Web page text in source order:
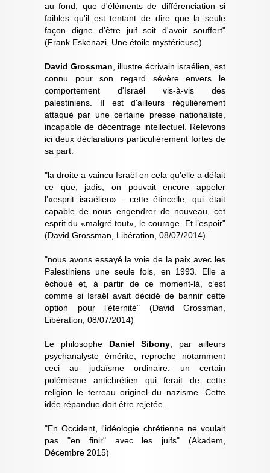
au fond, que d'éléments de différenciation si
faibles qu'il est tentant de dire que la seule
façon digne d'être juif soit d'avoir souffert"
(Frank Eskenazi, Une étoile mystérieuse)
David Grossman , illustre écrivain israélien, est
connu pour son regard sévère envers le
comportement d'Israël vis-à-vis des
palestiniens. Il est d'ailleurs régulièrement
attaqué par une certaine presse nationaliste,
incapable de décentrage intellectuel. Relevons
ici deux déclarations particulièrement fortes de
sa part:
"la droite a vaincu Israël en cela qu’elle a défait
ce que, jadis, on pouvait encore appeler
l’«esprit israélien» : cette étincelle, qui était
capable de nous engendrer de nouveau, cet
esprit du «malgré tout», le courage. Et l’espoir"
(David Grossman, Libération, 08/07/2014)
"nous avons essayé la voie de la paix avec les
Palestiniens une seule fois, en 1993. Elle a
échoué et, à partir de ce moment-là, c’est
comme si Israël avait décidé de bannir cette
option pour l’éternité" (David Grossman,
Libération, 08/07/2014)
Le philosophe Daniel Sibony , par ailleurs
psychanalyste émérite, reproche notamment
ceci au judaïsme ordinaire: un certain
polémisme antichrétien qui ferait de cette
religion le terreau originel du nazisme. Cette
idée répandue doit être rejetée.
"En Occident, l'idéologie chrétienne ne voulait
pas "en finir" avec les juifs" (Akadem,
Décembre 2015)